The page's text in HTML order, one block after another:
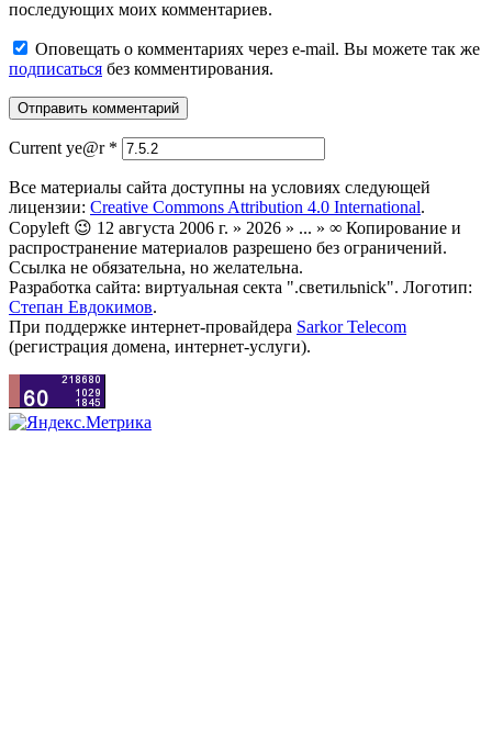
последующих моих комментариев.
Оповещать о комментариях через e-mail. Вы можете так же
подписаться без комментирования.
Current ye@r *
Все материалы сайта доступны на условиях следующей
лицензии: Creative Commons Attribution 4.0 International.
Copyleft 😉 12 августа 2006 г. » 2026 » ... » ∞ Копирование и
распространение материалов разрешено без ограничений.
Ссылка не обязательна, но желательна.
Разработка сайта: виртуальная секта ".светильnick". Логотип:
Степан Евдокимов.
При поддержке интернет-провайдера Sarkor Telecom
(регистрация домена, интернет-услуги).